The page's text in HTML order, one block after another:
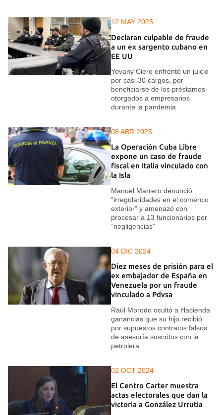
12 MAY 2025
Declaran culpable de fraude
a un ex sargento cubano en
EE UU
Yovany Ciero enfrentó un juicio
por casi 30 cargos, por
beneficiarse de los préstamos
otorgados a empresarios
durante la pandemia
08 ABR 2025
La Operación Cuba Libre
expone un caso de fraude
fiscal en Italia vinculado con
la Isla
Manuel Marrero denunció
“irregularidades en el comercio
exterior” y amenazó con
procesar a 13 funcionarios por
“negligencias”
04 DIC 2024
Diez meses de prisión para el
ex embajador de España en
Venezuela por un fraude
vinculado a Pdvsa
Raúl Morodo ocultó a Hacienda
ganancias que su hijo recibió
por supuestos contratos falsos
de asesoría suscritos con la
petrolera
02 OCT 2024
El Centro Carter muestra
actas electorales que dan la
victoria a González Urrutia